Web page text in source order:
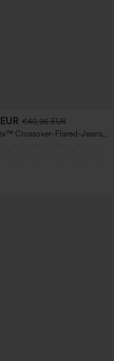
€40,95 EUR
Crossover-Flared-Jeans
Strick-Denim mit
und mehreren Taschen